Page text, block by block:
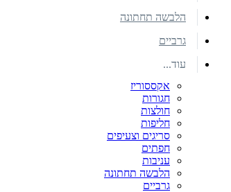
הלבשה תחתונה
גרביים
עוד...
אקססוריז
חגורות
חולצות
חליפות
סריגים וצעיפים
חפתים
עניבות
הלבשה תחתונה
גרביים